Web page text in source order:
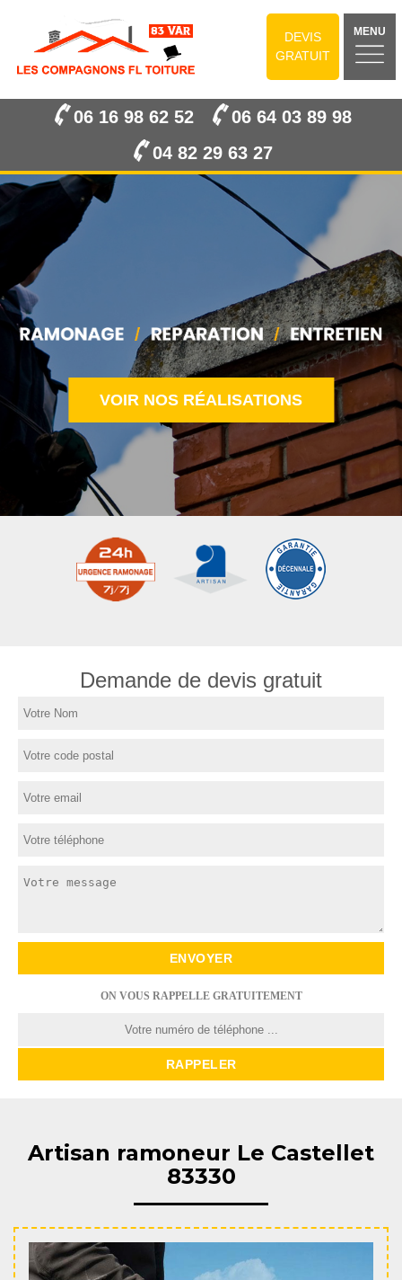
DEVIS
GRATUIT
MENU
06 16 98 62 52
06 64 03 89 98
04 82 29 63 27
VOIR NOS RÉALISATIONS
Demande de devis gratuit
ON VOUS RAPPELLE GRATUITEMENT
Artisan ramoneur Le Castellet
83330